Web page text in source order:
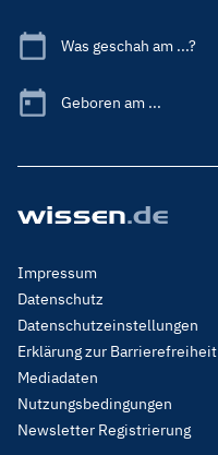
Was geschah am ...?
Geboren am ...
Footer
Menu
Legal
Impressum
Datenschutz
Datenschutzeinstellungen
Erklärung zur Barrierefreiheit
Mediadaten
Nutzungsbedingungen
Newsletter Registrierung